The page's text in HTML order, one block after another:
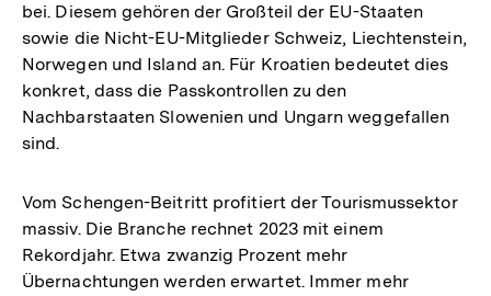
Link:
bei. Diesem gehören der Großteil der EU-Staaten
sowie die Nicht-EU-Mitglieder Schweiz, Liechtenstein,
Norwegen und Island an. Für Kroatien bedeutet dies
konkret, dass die Passkontrollen zu den
Nachbarstaaten Slowenien und Ungarn weggefallen
sind.
Vom Schengen-Beitritt profitiert der Tourismussektor
massiv. Die Branche rechnet 2023 mit einem
Rekordjahr. Etwa zwanzig Prozent mehr
Übernachtungen werden erwartet. Immer mehr